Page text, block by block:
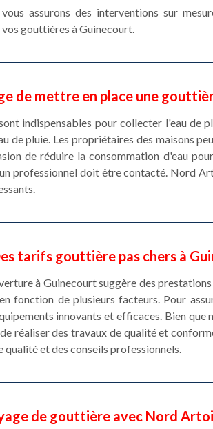
assurons des interventions sur
gouttières à Guinecourt.
de mettre en place une
indispensables pour collecter l'eau de
de pluie. Les propriétaires des maisons
de réduire la consommation d'eau
professionnel doit être contacté. Nord
tarifs gouttière pas chers à
à Guinecourt suggère des
fonction de plusieurs facteurs. Pour
innovants et efficaces. Bien
réaliser des travaux de qualité et
et des conseils professionnels.
de gouttière avec Nord